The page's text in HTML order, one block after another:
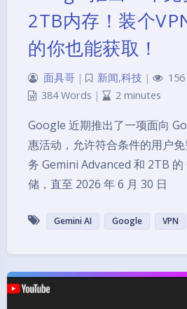
2TB内存！装个
的你也能获取！
面具哥 | 新闻,科技 |
156
384 Words | 2 minutes
Google 近期推出了一项面向
惠活动，允许符合条件的用户
务 Gemini Advanced 和 2TB
储，直至 2026 年 6 月 30 日
Gemini AI Google VPN